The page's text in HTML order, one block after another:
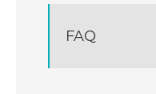
FAQ